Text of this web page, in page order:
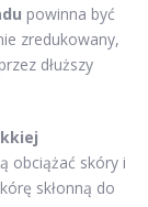
powinna być
zredukowany,
dłuższy
obciążać skóry i
skłonną do